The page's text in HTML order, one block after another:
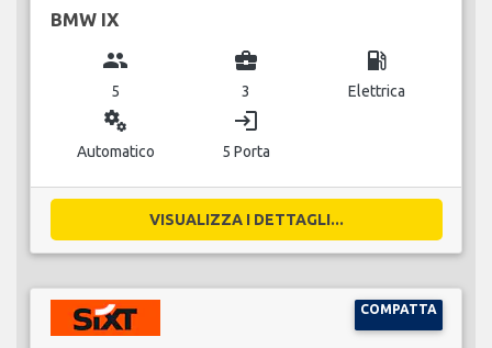
BMW IX
group
5
business_center
3
local_gas_station
Elettrica
miscellaneous_services
Automatico
login
5 Porta
VISUALIZZA I DETTAGLI...
COMPATTA